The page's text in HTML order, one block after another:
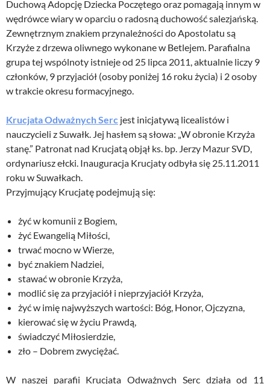
Duchową Adopcję Dziecka Poczętego oraz pomagają innym w
wędrówce wiary w oparciu o radosną duchowość salezjańską.
Zewnętrznym znakiem przynależności do Apostolatu są
Krzyże z drzewa oliwnego wykonane w Betlejem. Parafialna
grupa tej wspólnoty istnieje od 25 lipca 2011, aktualnie liczy 9
członków, 9 przyjaciół (osoby poniżej 16 roku życia) i 2 osoby
w trakcie okresu formacyjnego.
Krucjata Odważnych Serc jest inicjatywą licealistów i
nauczycieli z Suwałk. Jej hasłem są słowa: „W obronie Krzyża
stanę.” Patronat nad Krucjatą objął ks. bp. Jerzy Mazur SVD,
ordynariusz ełcki. Inauguracja Krucjaty odbyła się 25.11.2011
roku w Suwałkach.
Przyjmujący Krucjatę podejmują się:
żyć w komunii z Bogiem,
żyć Ewangelią Miłości,
trwać mocno w Wierze,
być znakiem Nadziei,
stawać w obronie Krzyża,
modlić się za przyjaciół i nieprzyjaciół Krzyża,
żyć w imię najwyższych wartości: Bóg, Honor, Ojczyzna,
kierować się w życiu Prawdą,
świadczyć Miłosierdzie,
zło – Dobrem zwyciężać.
W naszej parafii Krucjata Odważnych Serc działa od 11